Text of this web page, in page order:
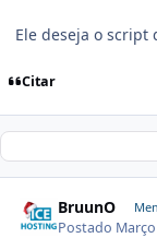
Ele deseja o script
Citar
BruunO
Postado